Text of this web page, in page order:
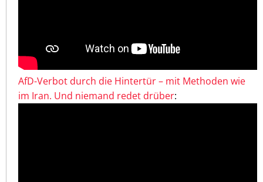
AfD-Verbot durch die Hintertür – mit Methoden wie
im Iran. Und niemand redet drüber: